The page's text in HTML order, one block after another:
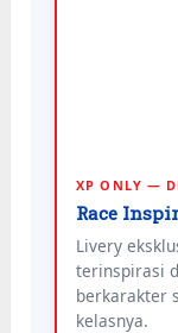
XP ONLY —
Race
Livery
terinspirasi
berkarakter
kelasnya.